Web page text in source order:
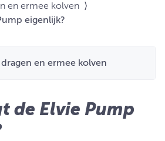
en ermee kolven ⟩
eigenlijk?
en ermee kolven
de Elvie Pump